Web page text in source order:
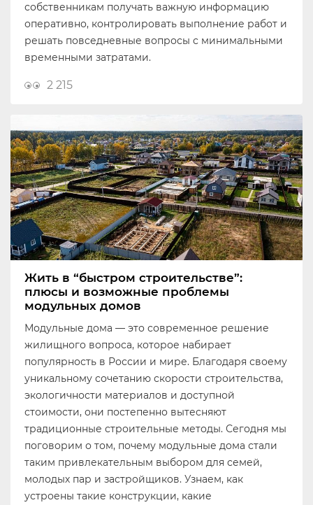
собственникам получать важную информацию
оперативно, контролировать выполнение работ и
решать повседневные вопросы с минимальными
временными затратами.
2 215
Жить в “быстром строительстве”:
плюсы и возможные проблемы
модульных домов
Модульные дома — это современное решение
жилищного вопроса, которое набирает
популярность в России и мире. Благодаря своему
уникальному сочетанию скорости строительства,
экологичности материалов и доступной
стоимости, они постепенно вытесняют
традиционные строительные методы. Сегодня мы
поговорим о том, почему модульные дома стали
таким привлекательным выбором для семей,
молодых пар и застройщиков. Узнаем, как
устроены такие конструкции, какие